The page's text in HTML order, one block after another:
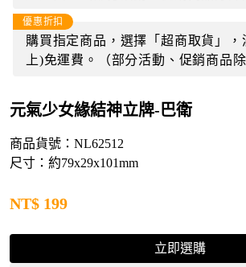
優惠折扣
購買指定商品，選擇「超商取貨」，
上)免運費。（部分活動、促銷商品除
元氣少女緣結神立牌-巴衛
商品貨號：NL62512
尺寸：約79x29x101mm
NT$ 199
立即選購